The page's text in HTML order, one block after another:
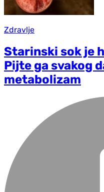
Zdravlje
Starinski sok je
Pijte ga svakog
metabolizam